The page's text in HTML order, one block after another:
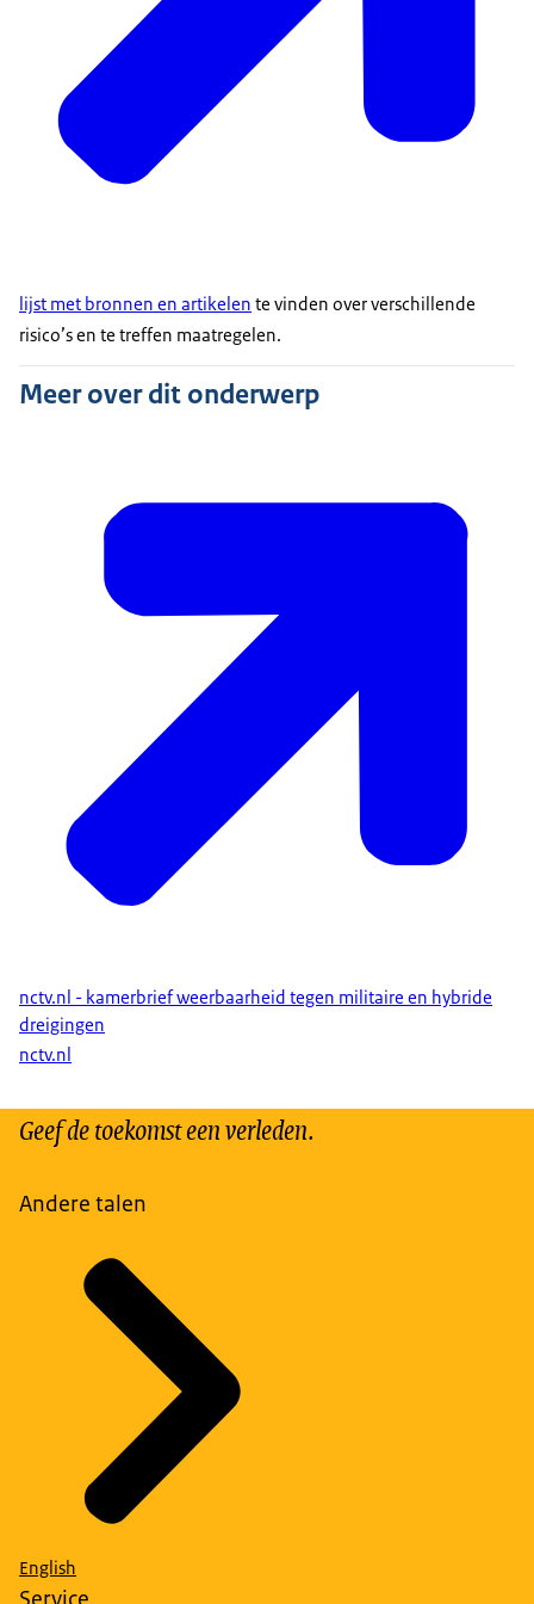
Raad van commandanten en directeuren
Veiligheidsregio
Stichting Academisch Erfgoed
Stichting Werelderfgoed
een incident-responseplan, aangevuld met onderzoek
naar de specifieke behoeften van de sector, met focus
toegankelijkheid, publieksfunctie en collectiebeheer).
lijst met bronnen en artikelen te vinden over verschillende
risico’s en te treffen maatregelen.
Meer over dit onderwerp
nctv.nl - kamerbrief weerbaarheid tegen militaire en hybride
dreigingen
nctv.nl
Geef de toekomst een verleden.
Andere talen
English